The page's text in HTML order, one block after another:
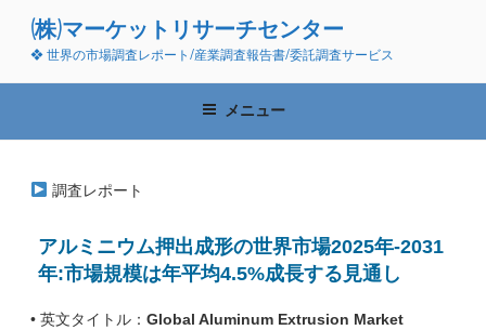
ン
(株)マーケットリサーチセンター
❖ 世界の市場調査レポート/産業調査報告書/委託調査サービス
メニュー
調査レポート
アルミニウム押出成形の世界市場2025年-2031
年:市場規模は年平均4.5%成長する見通し
• 英文タイトル： Global Aluminum Extrusion Market